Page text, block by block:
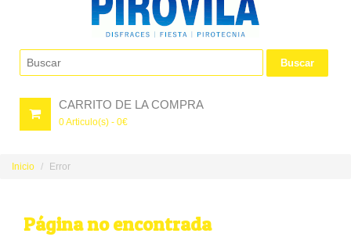
CARRITO DE LA COMPRA
0Articulo(s) - 0€
Inicio Error
Página no encontrada